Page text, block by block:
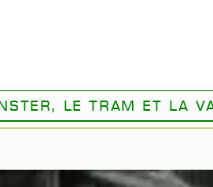
le tram et la